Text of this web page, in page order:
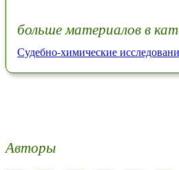
больше материалов в
Судебно-химические
Авторы